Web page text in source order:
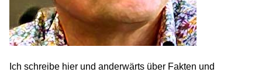
Ich schreibe hier und anderwärts über Fakten und